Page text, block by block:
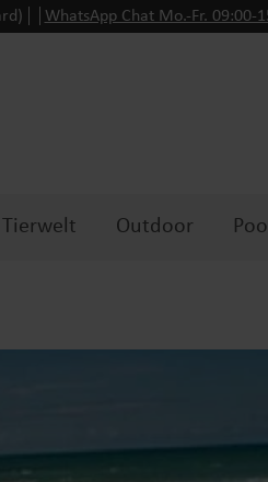
WhatsApp Chat Mo.-Fr. 09:00-
Tierwelt Outdoor